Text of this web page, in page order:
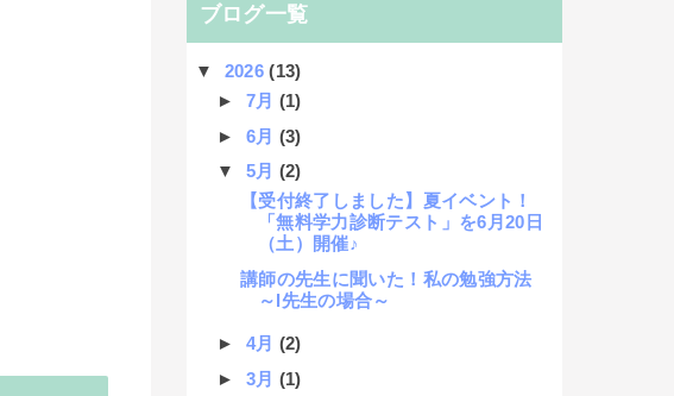
ブログ一覧
▼ 2026(13)
► 7月 (1)
► 6月 (3)
▼ 5月 (2)
【受付終了しました】夏イベント！
「無料学力診断テスト」を6月20日
（土）開催♪
講師の先生に聞いた！私の勉強方法
～I先生の場合～
► 4月 (2)
► 3月 (1)